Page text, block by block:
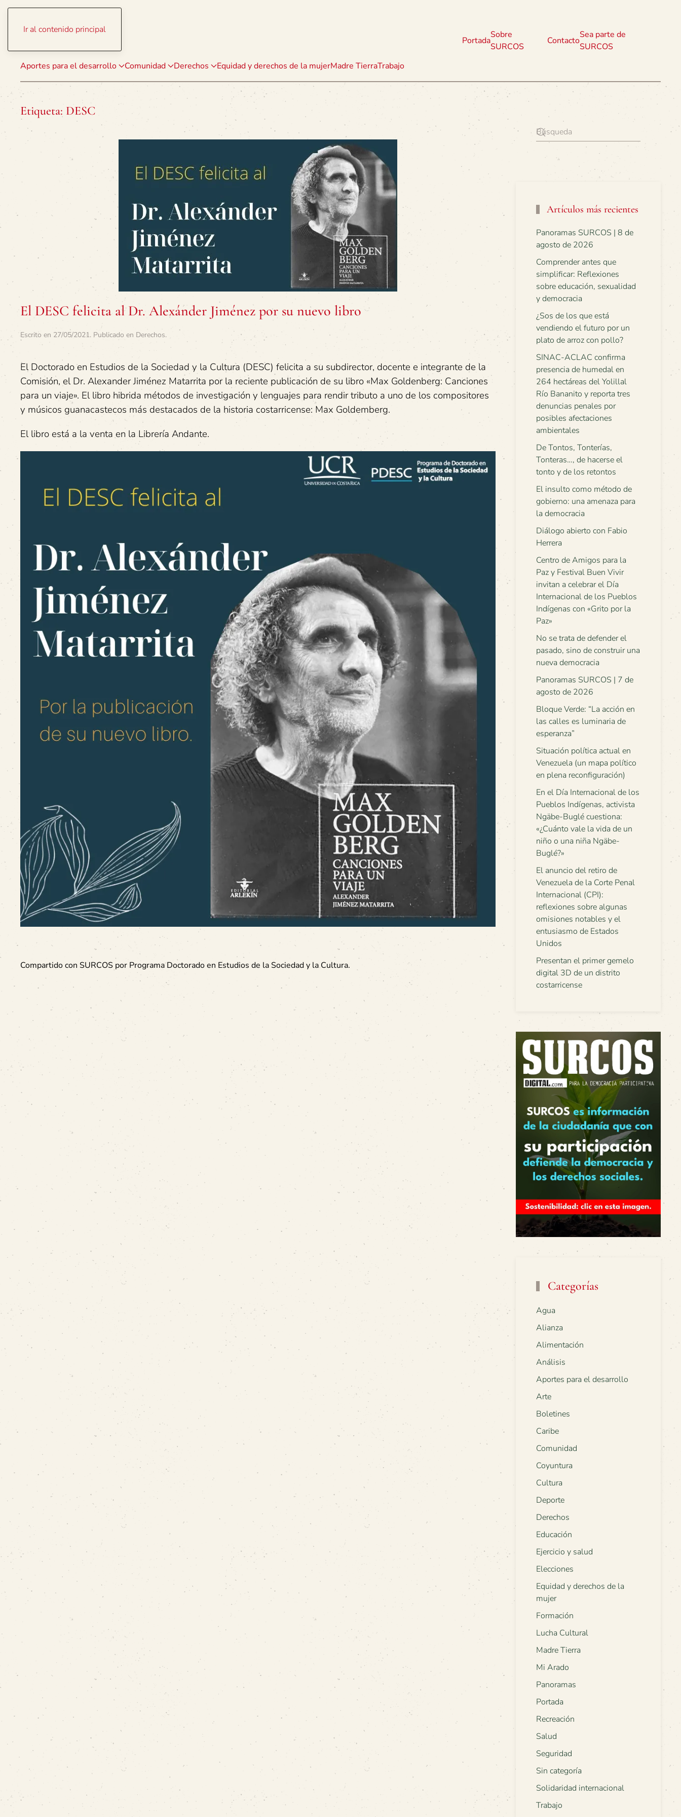
Ir al contenido principal
Aportes para el desarrollo Comunidad Derechos Equidad y derechos de la mujerMadre TierraTrabajo
Portada
Sobre
SURCOS
Contacto
Sea parte de
SURCOS
Etiqueta: DESC
El DESC felicita al Dr. Alexánder Jiménez por su nuevo libro
Escrito en 27/05/2021. Publicado en Derechos.
El Doctorado en Estudios de la Sociedad y la Cultura (DESC) felicita a su subdirector, docente e integrante de la
Comisión, el Dr. Alexander Jiménez Matarrita por la reciente publicación de su libro «Max Goldenberg: Canciones
para un viaje». El libro hibrida métodos de investigación y lenguajes para rendir tributo a uno de los compositores
y músicos guanacastecos más destacados de la historia costarricense: Max Goldemberg.
El libro está a la venta en la Librería Andante.
Compartido con SURCOS por Programa Doctorado en Estudios de la Sociedad y la Cultura.
Artículos más recientes
Panoramas SURCOS | 8 de
agosto de 2026
Comprender antes que
simplificar: Reflexiones
sobre educación, sexualidad
y democracia
¿Sos de los que está
vendiendo el futuro por un
plato de arroz con pollo?
SINAC-ACLAC confirma
presencia de humedal en
264 hectáreas del Yolillal
Río Bananito y reporta tres
denuncias penales por
posibles afectaciones
ambientales
De Tontos, Tonterías,
Tonteras…, de hacerse el
tonto y de los retontos
El insulto como método de
gobierno: una amenaza para
la democracia
Diálogo abierto con Fabio
Herrera
Centro de Amigos para la
Paz y Festival Buen Vivir
invitan a celebrar el Día
Internacional de los Pueblos
Indígenas con «Grito por la
Paz»
No se trata de defender el
pasado, sino de construir una
nueva democracia
Panoramas SURCOS | 7 de
agosto de 2026
Bloque Verde: “La acción en
las calles es luminaria de
esperanza”
Situación política actual en
Venezuela (un mapa político
en plena reconfiguración)
En el Día Internacional de los
Pueblos Indígenas, activista
Ngäbe-Buglé cuestiona:
«¿Cuánto vale la vida de un
niño o una niña Ngäbe-
Buglé?»
El anuncio del retiro de
Venezuela de la Corte Penal
Internacional (CPI):
reflexiones sobre algunas
omisiones notables y el
entusiasmo de Estados
Unidos
Presentan el primer gemelo
digital 3D de un distrito
costarricense
Categorías
Agua
Alianza
Alimentación
Análisis
Aportes para el desarrollo
Arte
Boletines
Caribe
Comunidad
Coyuntura
Cultura
Deporte
Derechos
Educación
Ejercicio y salud
Elecciones
Equidad y derechos de la
mujer
Formación
Lucha Cultural
Madre Tierra
Mi Arado
Panoramas
Portada
Recreación
Salud
Seguridad
Sin categoría
Solidaridad internacional
Trabajo